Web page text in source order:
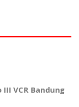
VCR Bandung